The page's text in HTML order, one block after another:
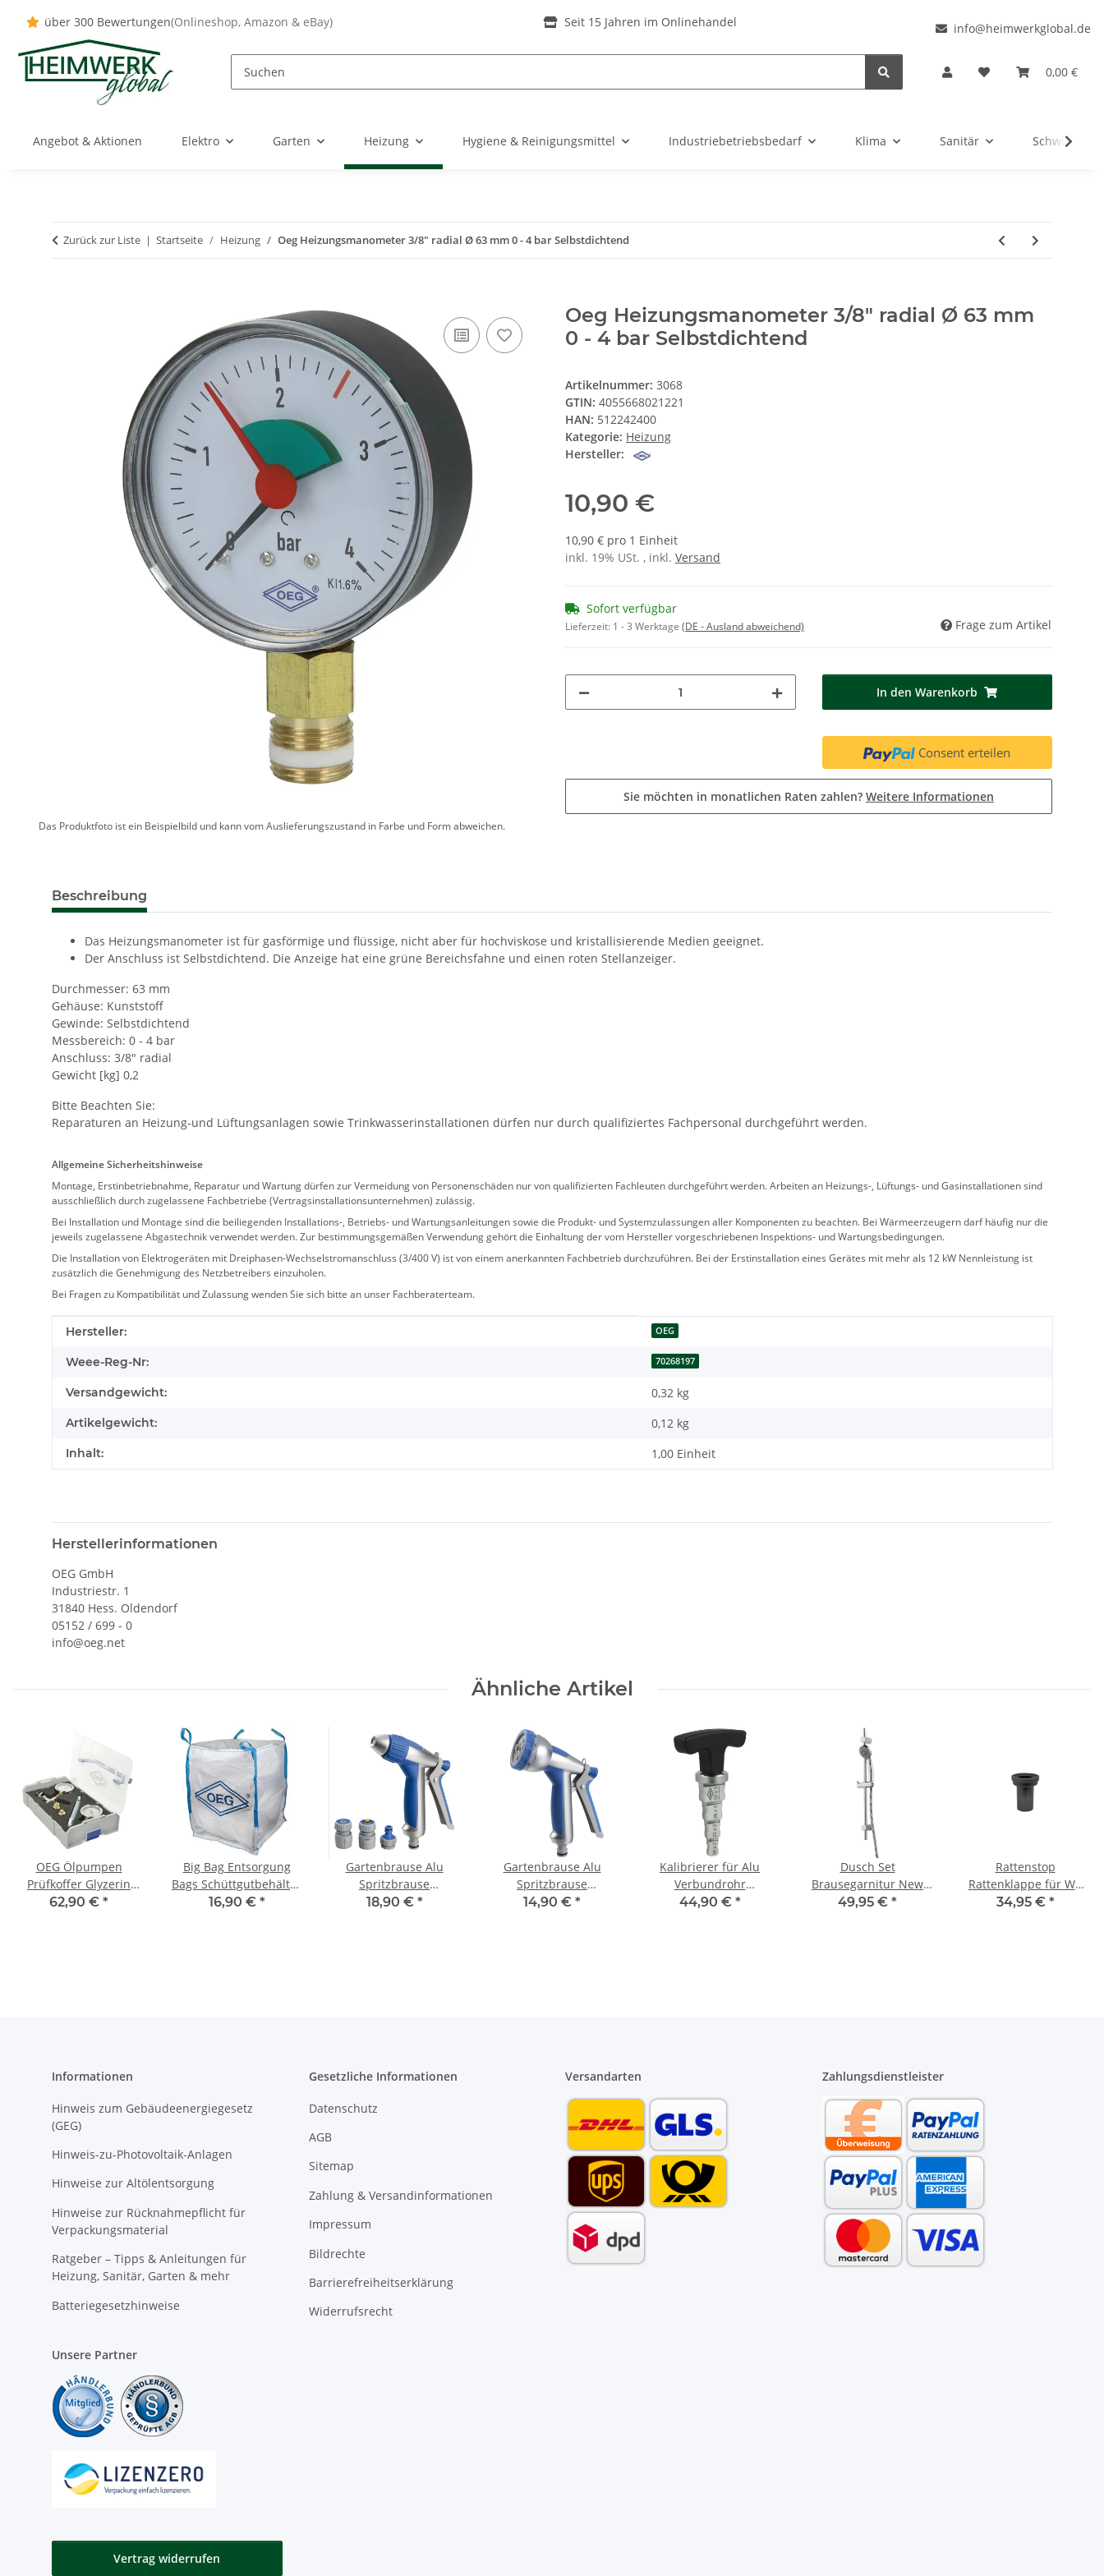
über 300 Bewertungen(Onlineshop, Amazon & eBay) Seit 15 Jahren im Onlinehandel info@heimwerkglobal.de
0,00 €
Angebot & Aktionen Elektro Garten Heizung Hygiene & Reinigungsmittel Industriebetriebsbedarf Klima Sanitär
Zurück zur Liste Startseite Heizung Oeg Heizungsmanometer 3/8" radial Ø 63 mm 0 - 4 bar Selbstdichtend
Das Produktfoto ist ein Beispielbild und kann vom Auslieferungszustand in Farbe und Form abweichen.
Oeg Heizungsmanometer 3/8" radial Ø 63 mm
0 - 4 bar Selbstdichtend
Artikelnummer: 3068
GTIN: 4055668021221
HAN: 512242400
Kategorie: Heizung
Hersteller:
10,90 €
10,90 € pro 1 Einheit
inkl. 19% USt. , inkl. Versand
Sofort verfügbar
Lieferzeit: 1 - 3 Werktage (DE - Ausland abweichend) Frage zum Artikel
In den Warenkorb
Consent erteilen
Sie möchten in monatlichen Raten zahlen? Weitere Informationen
Beschreibung
Das Heizungsmanometer ist für gasförmige und flüssige, nicht aber für hochviskose und kristallisierende Medien geeignet.
Der Anschluss ist Selbstdichtend. Die Anzeige hat eine grüne Bereichsfahne und einen roten Stellanzeiger.
Durchmesser: 63 mm
Gehäuse: Kunststoff
Gewinde: Selbstdichtend
Messbereich: 0 - 4 bar
Anschluss: 3/8" radial
Gewicht [kg] 0,2
Bitte Beachten Sie:
Reparaturen an Heizung-und Lüftungsanlagen sowie Trinkwasserinstallationen dürfen nur durch qualifiziertes Fachpersonal durchgeführt werden.
Allgemeine Sicherheitshinweise
Montage, Erstinbetriebnahme, Reparatur und Wartung dürfen zur Vermeidung von Personenschäden nur von qualifizierten Fachleuten durchgeführt werden. Arbeiten an Heizungs-, Lüftungs- und Gasinstallationen sind
ausschließlich durch zugelassene Fachbetriebe (Vertragsinstallationsunternehmen) zulässig.
Bei Installation und Montage sind die beiliegenden Installations-, Betriebs- und Wartungsanleitungen sowie die Produkt- und Systemzulassungen aller Komponenten zu beachten. Bei Wärmeerzeugern darf häufig nur die
jeweils zugelassene Abgastechnik verwendet werden. Zur bestimmungsgemäßen Verwendung gehört die Einhaltung der vom Hersteller vorgeschriebenen Inspektions- und Wartungsbedingungen.
Die Installation von Elektrogeräten mit Dreiphasen-Wechselstromanschluss (3/400 V) ist von einem anerkannten Fachbetrieb durchzuführen. Bei der Erstinstallation eines Gerätes mit mehr als 12 kW Nennleistung ist
zusätzlich die Genehmigung des Netzbetreibers einzuholen.
Bei Fragen zu Kompatibilität und Zulassung wenden Sie sich bitte an unser Fachberaterteam.
Produkteigenschaft
Wert
Hersteller: OEG
Weee-Reg-Nr: 70268197
Versandgewicht: 0,32 kg
Artikelgewicht: 0,12 kg
Inhalt: 1,00 Einheit
Herstellerinformationen
OEG GmbH
Industriestr. 1
31840 Hess. Oldendorf
05152 / 699 - 0
info@oeg.net
Ähnliche Artikel
OEG Ölpumpen
Prüfkoffer Glyzerin
PPKG
62,90 € *
Big Bag Entsorgung
Bags Schüttgutbehälter
Einweg Sackoben offen
16,90 € *
Gartenbrause Alu
Spritzbrause
Sprühpistole stufenlos
18,90 € *
Gartenbrause Alu
Spritzbrause
Sprühpistole 8 fach
14,90 € *
Kalibrierer für Alu
Verbundrohr
Kunststoffrohr 16 bis
44,90 € *
Dusch Set
Brausegarnitur New
Cento verchromt mit
49,95 € *
Rattenstop
Rattenklappe für WC
Anschlussgarnitur DN
34,95 € *
Informationen
Hinweis zum Gebäudeenergiegesetz
(GEG)
Hinweis-zu-Photovoltaik-Anlagen
Hinweise zur Altölentsorgung
Hinweise zur Rücknahmepflicht für
Verpackungsmaterial
Ratgeber – Tipps & Anleitungen für
Heizung, Sanitär, Garten & mehr
Batteriegesetzhinweise
Gesetzliche Informationen
Datenschutz
AGB
Sitemap
Zahlung & Versandinformationen
Impressum
Bildrechte
Barrierefreiheitserklärung
Widerrufsrecht
Versandarten Zahlungsdienstleister
Unsere Partner
Vertrag widerrufen